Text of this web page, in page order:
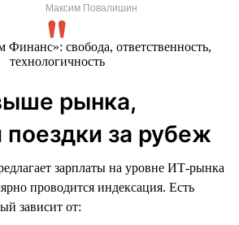
Максим Повалишин
рынка,
поездки за рубеж
зарплаты на уровне ИТ-рынка
проводится индексация. Есть
зависит от: